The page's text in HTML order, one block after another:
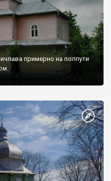
примерно на полпути